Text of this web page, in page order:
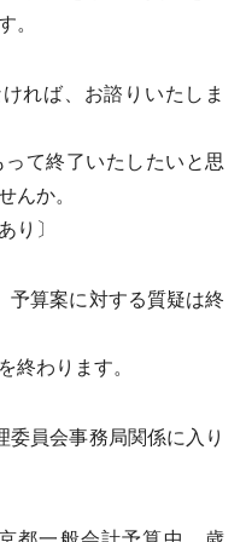
。
れば、お諮りいたしま
て終了いたしたいと思
んか。
〕
算案に対する質疑は終
終わります。
員会事務局関係に入り